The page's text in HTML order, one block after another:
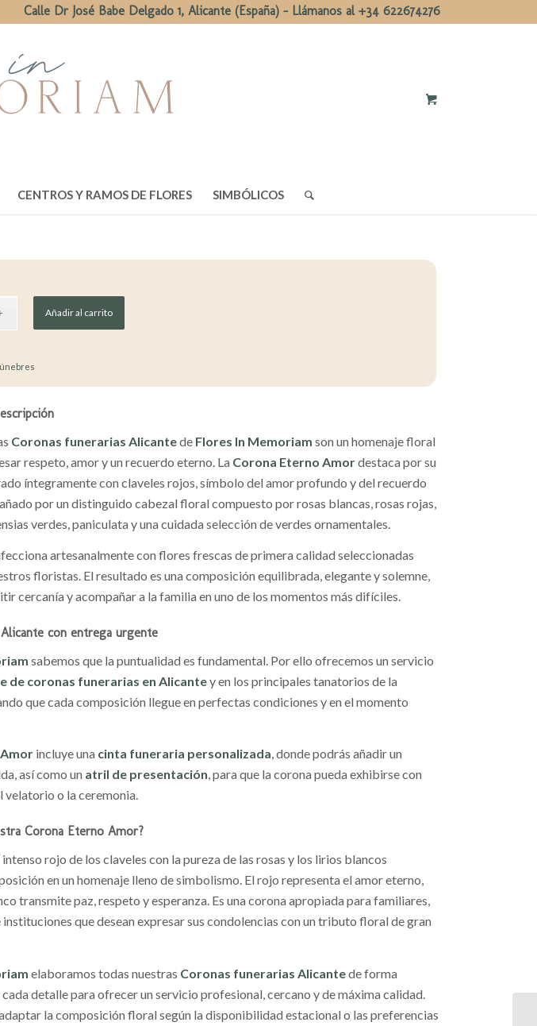
Calle Dr José Babe Delgado 1, Alicante (España) - Llámanos al +34 622674276
CENTROS Y RAMOS DE FLORES SIMBÓLICOS
Añadir al carrito
Coronas funerarias Alicantede Flores In Memoriam son un homenaje floral
respeto, amor y un recuerdo eterno. La Corona Eterno Amordestaca por su
íntegramente con claveles rojos, símbolo del amor profundo y del recuerdo
por un distinguido cabezal floral compuesto por rosas blancas, rosas rojas,
verdes, paniculata y una cuidada selección de verdes ornamentales.
artesanalmente con flores frescas de primera calidad seleccionadas
floristas. El resultado es una composición equilibrada, elegante y solemne,
cercanía y acompañar a la familia en uno de los momentos más difíciles.
con entrega urgente
sabemos que la puntualidad es fundamental. Por ello ofrecemos un servicio
de coronas funerarias en Alicantey en los principales tanatorios de la
que cada composición llegue en perfectas condiciones y en el momento
incluye una cinta funeraria personalizada, donde podrás añadir un
así como un atril de presentación, para que la corona pueda exhibirse con
velatorio o la ceremonia.
Corona Eterno Amor?
rojo de los claveles con la pureza de las rosas y los lirios blancos
en un homenaje lleno de simbolismo. El rojo representa el amor eterno,
transmite paz, respeto y esperanza. Es una corona apropiada para familiares,
instituciones que desean expresar sus condolencias con un tributo floral de gran
elaboramos todas nuestras Coronas funerarias Alicantede forma
detalle para ofrecer un servicio profesional, cercano y de máxima calidad.
la composición floral según la disponibilidad estacional o las preferencias